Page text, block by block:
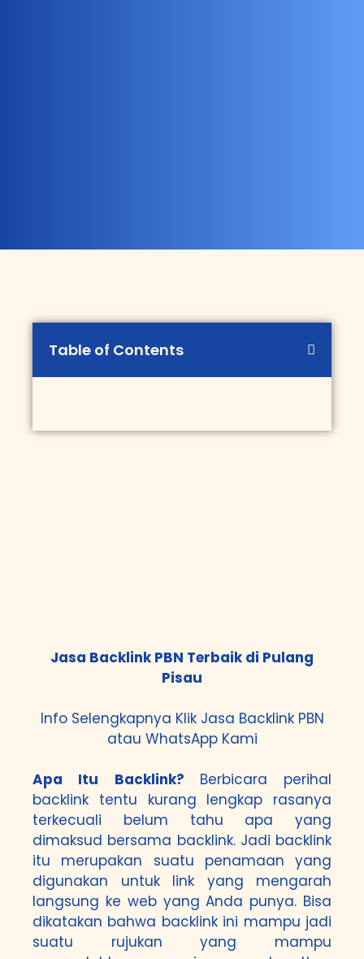
Table of Contents
Jasa Backlink PBN Terbaik di Pulang
Pisau
Info Selengkapnya Klik Jasa Backlink PBN
atau WhatsApp Kami
Apa Itu Backlink? Berbicara perihal
backlink tentu kurang lengkap rasanya
terkecuali belum tahu apa yang
dimaksud bersama backlink. Jadi backlink
itu merupakan suatu penamaan yang
digunakan untuk link yang mengarah
langsung ke web yang Anda punya. Bisa
dikatakan bahwa backlink ini mampu jadi
suatu rujukan yang mampu